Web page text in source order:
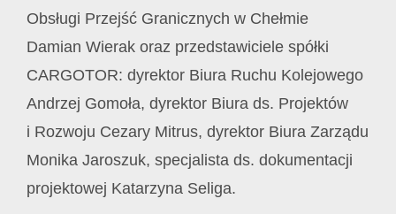
Obsługi Przejść Granicznych w Chełmie
Damian Wierak oraz przedstawiciele spółki
CARGOTOR: dyrektor Biura Ruchu Kolejowego
Andrzej Gomoła, dyrektor Biura ds. Projektów
i Rozwoju Cezary Mitrus, dyrektor Biura Zarządu
Monika Jaroszuk, specjalista ds. dokumentacji
projektowej Katarzyna Seliga.